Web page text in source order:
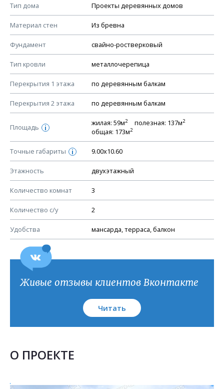
Тип дома Проекты деревянных домов
Материал стен Из бревна
Фундамент свайно-ростверковый
Тип кровли металлочерепица
Перекрытия 1 этажа по деревянным балкам
Перекрытия 2 этажа по деревянным балкам
Площадь i
жилая: 59м2 полезная: 137м2
общая: 173м2
Точные габариты i 9.00х10.60
Этажность двухэтажный
Количество комнат 3
Количество с/у 2
Удобства мансарда, терраса, балкон
Смотрите советы по выбору материала в нашем
КОНСТРУКТИВНЫЕ РЕШЕНИЯ (КР)
Ведомость рабочих чертежей основного комплекта КР
План фундамента
Устройство фундамента, спецификация материалов
Планы перекрытий этажей, спецификация элементов
Устройство перекрытий
Устройство стен
Спецификация материалов стен
Схема расположения лаг чердака (если есть)
Схема расположения элементов стропил
Спецификация элементов стропил
Устройство стропильной системы
Узлы устройства кровли
План кровли
Живые отзывы клиентов Вконтакте
Читать
О ПРОЕКТЕ